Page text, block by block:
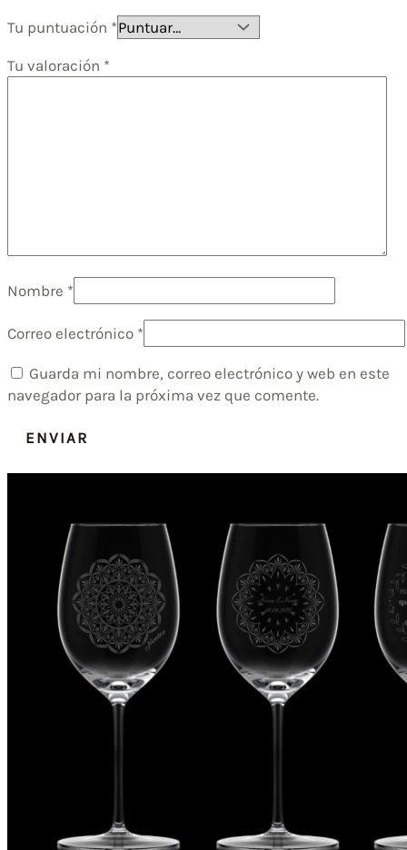
Tu puntuación *
Tu valoración *
Nombre *
Correo electrónico *
Guarda mi nombre, correo electrónico y web en este
navegador para la próxima vez que comente.